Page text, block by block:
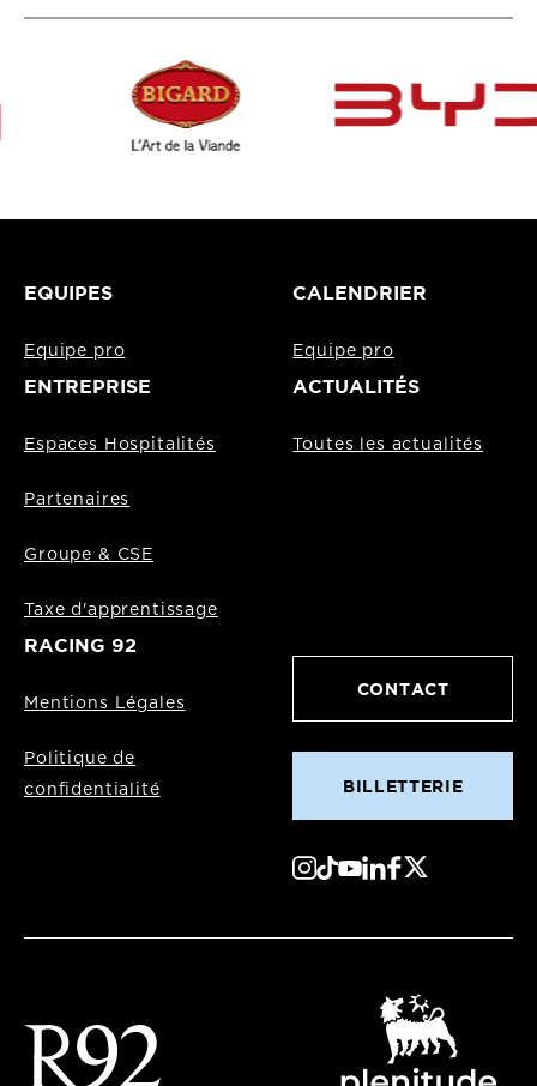
EQUIPES
Equipe pro
CALENDRIER
Equipe pro
ENTREPRISE
Espaces Hospitalités
Partenaires
Groupe & CSE
Taxe d'apprentissage
ACTUALITÉS
Toutes les actualités
RACING 92
Mentions Légales
Politique de
confidentialité
CONTACT
BILLETTERIE